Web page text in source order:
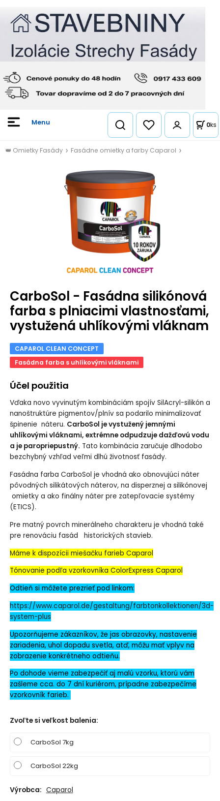
0ks
👑 Omietky Fasády Fasádne omietky a farby Caparol
CarboSol - Fasádna silikónová
farba s plniacimi vlastnosťami,
vystužená uhlíkovými vláknam
CAPAROL CLEAN CONCEPT
Fasádna farba s uhlíkovými vláknami
Účel použitia
Vďaka novo vyvinutým kombináciám spojív SilAcryl-silikón a
nanoštruktúre pigmentov/plnív sa podarilo minimalizovať
špinenie náteru. CarboSol je vystužený jemnými
uhlíkovými vláknami, extrémne odpudzuje dažďovú vodu
a je paropriepustný. Tato kombinácia zaručuje dlhodobo
bezchybný vzhľad veľmi dlhú životnosť fasády.
Fasádna farba CarboSol je vhodná ako obnovujúci náter
pôvodných silikátových náterov, na disperznej a silikónovej
omietky a ako finálny náter pre zatepľovacie systémy
(ETICS).
Pre matný povrch minerálneho charakteru je vhodná také
pre renováciu fasád historických stavieb.
Máme k dispozícii miešačku farieb Caparol
Tónovanie podľa vzorkovníka ColorExpress Caparol
Odtieň si môžete prezrieť pod linkom:
https://www.caparol.de/gestaltung/farbtonkollektionen/3d-
system-plus
Upozorňujeme zákazníkov, že jas obrazovky, nastavenie
zariadenia, uhol dopadu svetla, atď, môžu mať vplyv na
zobrazenie konkrétneho odtieňu.
Po dohode vieme zabezpečiť aj malú vzorku, ktorú vám
zašleme cca. do 7 dní kuriérom, prípadne zabezpečíme
vzorkovník farieb.
Zvoľte si veľkost balenia:
CarboSol 7kg
CarboSol 22kg
Výrobca: Caparol